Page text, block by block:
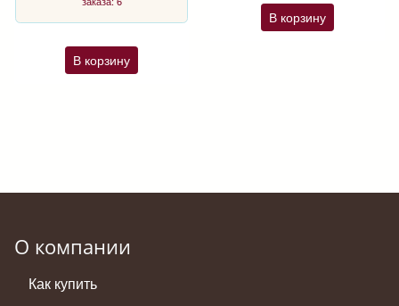
В корзину
В корзину
О компании
Как купить